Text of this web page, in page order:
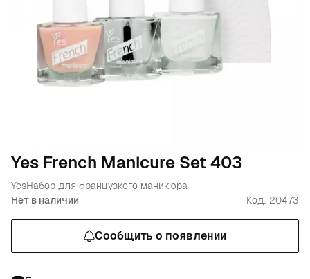
Yes French Manicure Set 403
YesНабор для французкого маникюра
Нет в наличии
Код: 20473
Сообщить о появлении